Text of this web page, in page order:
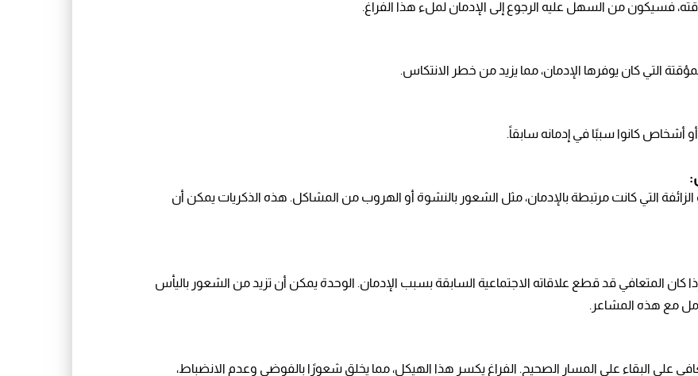
فسيكون من السهل عليه الرجوع إلى الإدمان لملء هذا الفراغ.
التي كان يوفرها الإدمان، مما يزيد من خطر الانتكاس.
أشخاص كانوا سببًا في إدمانه سابقاً.
الزائفة التي كانت مرتبطة بالإدمان، مثل الشعور بالنشوة أو الهروب من المشاكل. هذه الذكريات يمكن أن
كان المتعافي قد قطع علاقاته الاجتماعية السابقة بسبب الإدمان. الوحدة يمكن أن تزيد من الشعور باليأس
مع هذه المشاعر.
على البقاء على المسار الصحيح. الفراغ يكسر هذا الهيكل، مما يخلق شعورًا بالفوضى وعدم الانضباط،